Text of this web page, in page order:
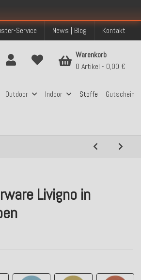
Service News | Blog Kontakt
Outdoor Indoor Stoffe Gutschein
Warenkorb
0 Artikel
0,00 €
Livigno in